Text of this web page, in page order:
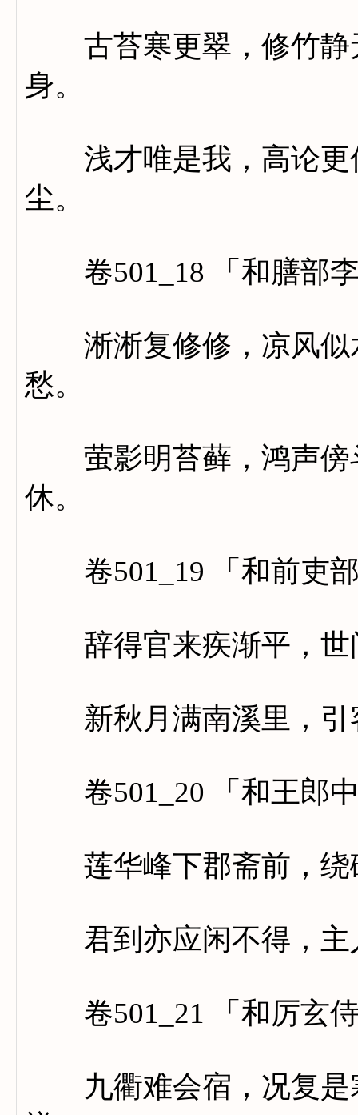
古苔寒更翠，修竹静
身。
浅才唯是我，高论更
尘。
卷501_18 「和膳部李
淅淅复修修，凉风似
愁。
萤影明苔藓，鸿声傍
休。
卷501_19 「和前吏部
辞得官来疾渐平，世
新秋月满南溪里，引
卷501_20 「和王郎中
莲华峰下郡斋前，绕
君到亦应闲不得，主
卷501_21 「和厉玄侍
九衢难会宿，况复是